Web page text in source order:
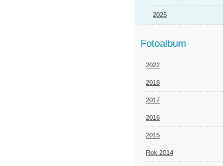
2025
Fotoalbum
2022
2018
2017
2016
2015
Rok 2014